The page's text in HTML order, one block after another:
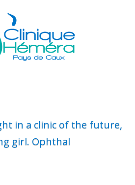
in a clinic of the future,
girl. Ophthal